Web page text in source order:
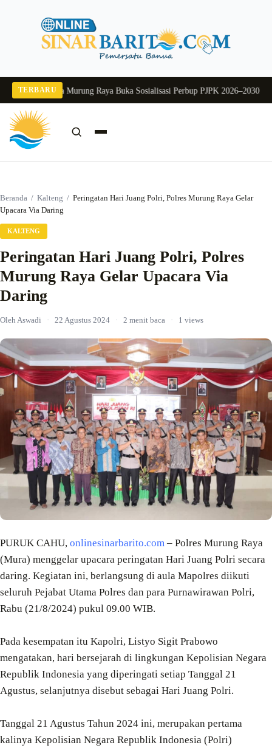
TERBARU
Pj Sekda Murung Raya Buka Sosialisasi Perbup PJPK 2026–2030Dukung
Beranda / Kalteng / Peringatan Hari Juang Polri, Polres Murung Raya Gelar
Upacara Via Daring
KALTENG
Peringatan Hari Juang Polri, Polres
Murung Raya Gelar Upacara Via
Daring
Oleh Aswadi · 22 Agustus 2024 · 2 menit baca · 1 views
PURUK CAHU, onlinesinarbarito.com – Polres Murung Raya
(Mura) menggelar upacara peringatan Hari Juang Polri secara
daring. Kegiatan ini, berlangsung di aula Mapolres diikuti
seluruh Pejabat Utama Polres dan para Purnawirawan Polri,
Rabu (21/8/2024) pukul 09.00 WIB.
Pada kesempatan itu Kapolri, Listyo Sigit Prabowo
mengatakan, hari bersejarah di lingkungan Kepolisian Negara
Republik Indonesia yang diperingati setiap Tanggal 21
Agustus, selanjutnya disebut sebagai Hari Juang Polri.
Tanggal 21 Agustus Tahun 2024 ini, merupakan pertama
kalinya Kepolisian Negara Republik Indonesia (Polri)